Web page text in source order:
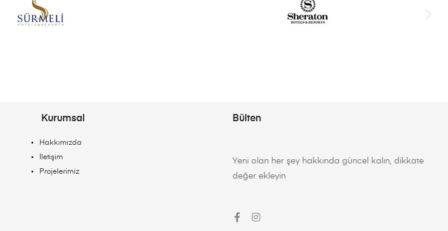
Kurumsal
Hakkımızda
İletişim
Projelerimiz
Bülten
Yeni olan her şey hakkında güncel kalın, dikkate
değer ekleyin